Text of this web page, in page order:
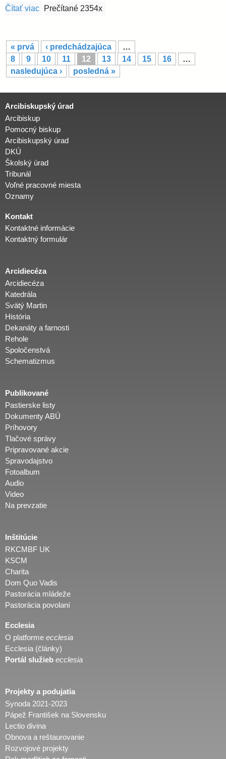
Čítať viac o V bratislavskej katedrále sme sa modlili za
Prečítané 2354x
S
t
r
á
n
k
y
« prvá ‹ predchádzajúca
…
8
9 10 11 12 13 14 15 16
…
nasledujúca ›
posledná »
Arcibiskupský úrad
Arcibiskup
Pomocný biskup
Arcibiskupský úrad
DKÚ
Školský úrad
Tribunál
Voľné pracovné miesta
Oznamy
Kontakt
Kontaktné informácie
Kontaktný formulár
Arcidiecéza
Arcidiecéza
Katedrála
Svätý Martin
História
Dekanáty a farnosti
Rehole
Spoločenstvá
Schematizmus
Publikované
Pastierske listy
Dokumenty ABÚ
Príhovory
Tlačové správy
Pripravované akcie
Spravodajstvo
Fotoalbum
Audio
Video
Na prevzatie
Inštitúcie
RKCMBF UK
KSCM
Charita
Dom Quo Vadis
Pastorácia mládeže
Pastorácia povolaní
Ecclesia
O platforme ecclesia
Ecclesia (články)
Portál služieb ecclesia
Projekty a podujatia
Synoda 2021-2023
Pápež František na Slovensku
Lectio divina
Obnova a reštaurovanie
Rozvojové projekty